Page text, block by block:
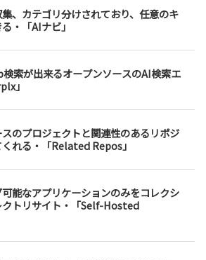
、カテゴリ分けされており、任意のキ
・「AIナビ」
索が出来るオープンソースのAI検索エ
」
のプロジェクトと関連性のあるリポジ
れる・「Related Repos」
能なアプリケーションのみをコレクシ
クトリサイト・「Self-Hosted